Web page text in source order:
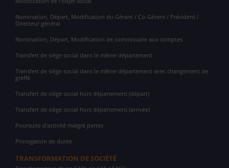
Nomination, Départ, Modification du Gérant / Co-Gérant / Président /
Directeur général
Nomination, Départ, Modification de commissaire aux comptes
Transfert de siège social dans le même département
Transfert de siège social dans le même département avec changement de
greffe
Transfert de siège social hors département (départ)
Transfert de siège social hors département (arrivée)
Poursuite d'activité malgré pertes
Prorogation de durée
TRANSFORMATION DE SOCIÉTÉ